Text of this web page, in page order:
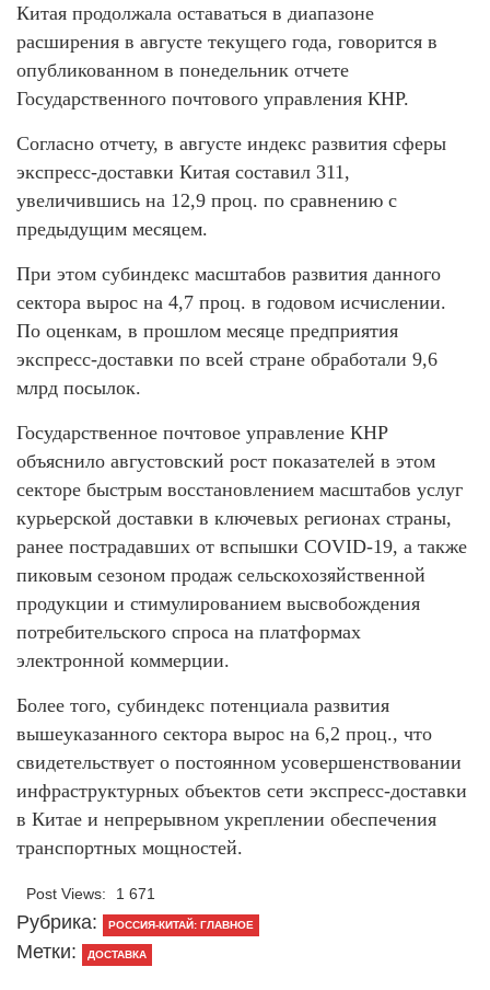
Китая продолжала оставаться в диапазоне
расширения в августе текущего года, говорится в
опубликованном в понедельник отчете
Государственного почтового управления КНР.
Согласно отчету, в августе индекс развития сферы
экспресс-доставки Китая составил 311,
увеличившись на 12,9 проц. по сравнению с
предыдущим месяцем.
При этом субиндекс масштабов развития данного
сектора вырос на 4,7 проц. в годовом исчислении.
По оценкам, в прошлом месяце предприятия
экспресс-доставки по всей стране обработали 9,6
млрд посылок.
Государственное почтовое управление КНР
объяснило августовский рост показателей в этом
секторе быстрым восстановлением масштабов услуг
курьерской доставки в ключевых регионах страны,
ранее пострадавших от вспышки COVID-19, а также
пиковым сезоном продаж сельскохозяйственной
продукции и стимулированием высвобождения
потребительского спроса на платформах
электронной коммерции.
Более того, субиндекс потенциала развития
вышеуказанного сектора вырос на 6,2 проц., что
свидетельствует о постоянном усовершенствовании
инфраструктурных объектов сети экспресс-доставки
в Китае и непрерывном укреплении обеспечения
транспортных мощностей.
Post Views: 1 671
Рубрика: РОССИЯ-КИТАЙ: ГЛАВНОЕ
Метки: ДОСТАВКА